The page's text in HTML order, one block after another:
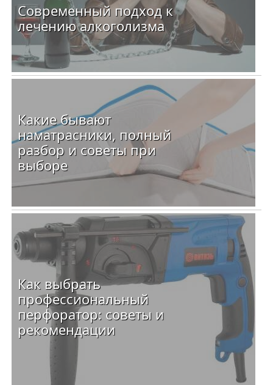
Современный подход к
лечению алкоголизма
Какие бывают
наматрасники, полный
разбор и советы при
выборе
Как выбрать
профессиональный
перфоратор: советы и
рекомендации